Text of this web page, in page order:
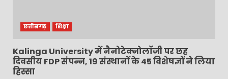
छत्तीसगढ़ शिक्षा
Kalinga University में नैनोटेक्नोलॉजी पर छह
दिवसीय FDP संपन्न, 19 संस्थानों के 45 विशेषज्ञों ने लिया
हिस्सा